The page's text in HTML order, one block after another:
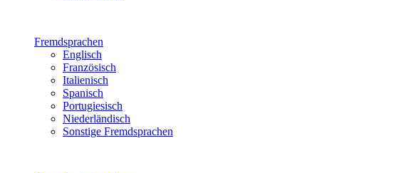
Fremdsprachen
Englisch
Französisch
Italienisch
Spanisch
Portugiesisch
Niederländisch
Sonstige Fremdsprachen